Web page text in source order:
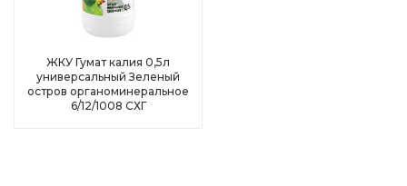
ЖКУ Гумат калия 0,5л
универсальный Зеленый
остров органоминеральное
6/12/1008 СХГ